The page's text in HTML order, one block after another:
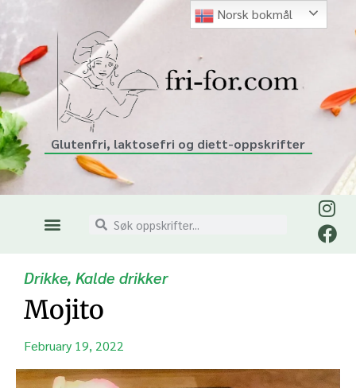
Glutenfri, laktosefri og diett-oppskrifter
Drikke, Kalde drikker
Mojito
February 19, 2022
Norsk bokmål